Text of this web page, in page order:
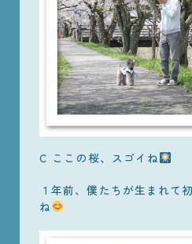
C ここの桜、スゴイね
１年前、僕たちが生まれて
ね